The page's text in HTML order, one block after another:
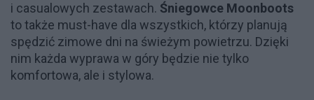
i casualowych zestawach. Śniegowce Moonboots
to także must-have dla wszystkich, którzy planują
spędzić zimowe dni na świeżym powietrzu. Dzięki
nim każda wyprawa w góry będzie nie tylko
komfortowa, ale i stylowa.